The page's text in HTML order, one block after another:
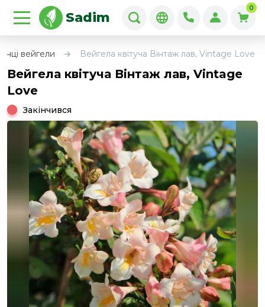
Sadim
0
вейгели Вейгела квітуча Вінтаж лав, Vintage Love
Вейгела квітуча Вінтаж лав, Vintage
Love
Закінчився